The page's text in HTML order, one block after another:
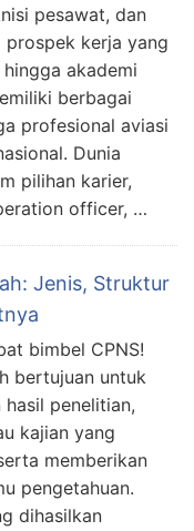
pesawat, dan
kerja yang
akademi
berbagai
profesional aviasi
Dunia
pilihan karier,
officer, …
Jenis, Struktur
bimbel CPNS!
bertujuan untuk
hasil penelitian,
kajian yang
memberikan
pengetahuan.
dihasilkan